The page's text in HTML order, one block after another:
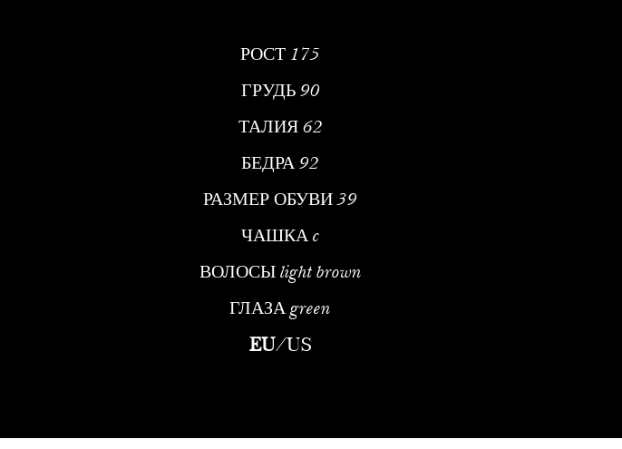
РОСТ 175
ГРУДЬ 90
ТАЛИЯ 62
БЕДРА 92
РАЗМЕР ОБУВИ 39
ЧАШКА c
ВОЛОСЫ light brown
ГЛАЗА green
EU/US
Laura Mesas — испанская fashion-модельКарьера, сформированная глобальным опытом в